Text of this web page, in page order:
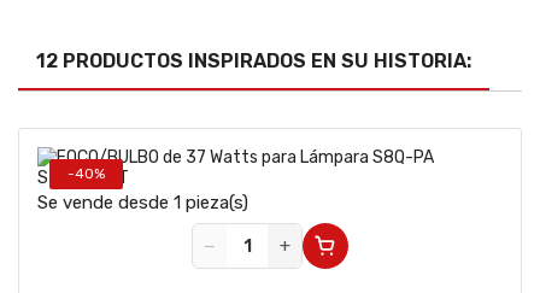
12 PRODUCTOS INSPIRADOS EN SU HISTORIA:
-40%
Se vende desde 1 pieza(s)
−
+